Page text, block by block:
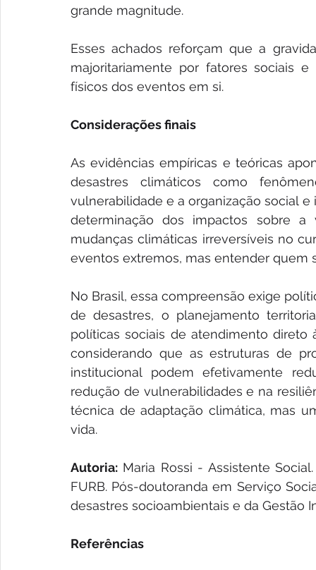
grande magnitude.
Esses achados reforçam que a
majoritariamente por fatores sociais
físicos dos eventos em si.
Considerações finais
As evidências empíricas e teóricas
desastres climáticos como
vulnerabilidade e a organização social
determinação dos impactos sobre
mudanças climáticas irreversíveis no
eventos extremos, mas entender quem
No Brasil, essa compreensão exige
de desastres, o planejamento
políticas sociais de atendimento direto
considerando que as estruturas de
institucional podem efetivamente
redução de vulnerabilidades e na
técnica de adaptação climática, mas
vida.
Autoria: Maria Rossi - Assistente
FURB. Pós-doutoranda em Serviço
desastres socioambientais e da Gestão
Referências